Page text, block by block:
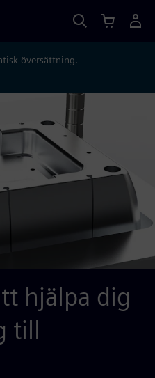
översättning.
hjälpa dig
till